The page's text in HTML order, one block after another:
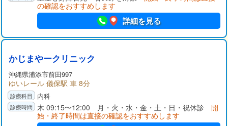
の確認をおすすめします
詳細を見る
かじまやークリニック
沖縄県浦添市前田997
ゆいレール 儀保駅 車 8分
内科
木 09:15〜12:00 月・火・水・金・土・日・祝休診 開
始・終了時間は直接の確認をおすすめします